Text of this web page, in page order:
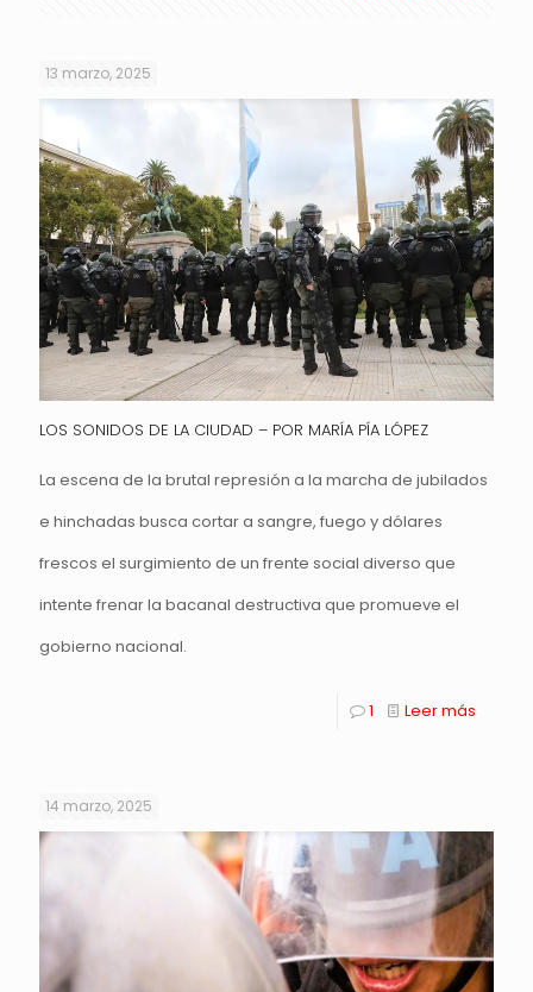
13 marzo, 2025
LOS SONIDOS DE LA CIUDAD – POR MARÍA PÍA LÓPEZ
La escena de la brutal represión a la marcha de jubilados
e hinchadas busca cortar a sangre, fuego y dólares
frescos el surgimiento de un frente social diverso que
intente frenar la bacanal destructiva que promueve el
gobierno nacional.
1 Leer más
14 marzo, 2025